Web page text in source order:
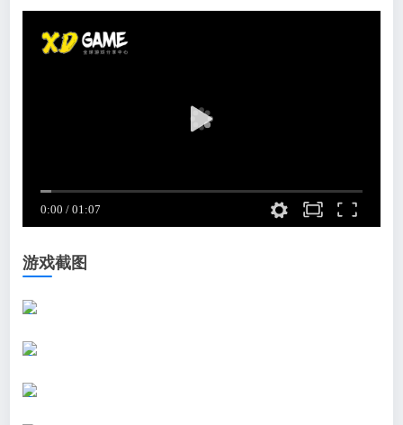
游戏截图